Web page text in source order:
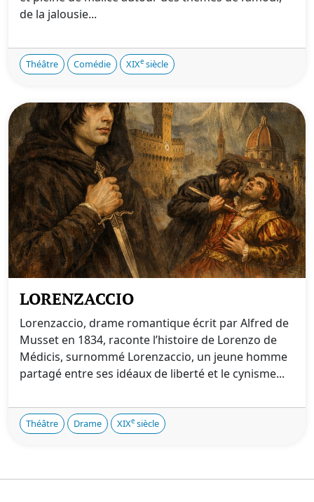
de la jalousie...
Théâtre Comédie XIXe siècle
LORENZACCIO
Lorenzaccio, drame romantique écrit par Alfred de
Musset en 1834, raconte l’histoire de Lorenzo de
Médicis, surnommé Lorenzaccio, un jeune homme
partagé entre ses idéaux de liberté et le cynisme...
Théâtre Drame XIXe siècle